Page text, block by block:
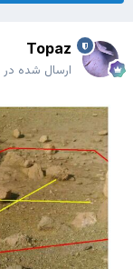
Topaz
ارسال شده در